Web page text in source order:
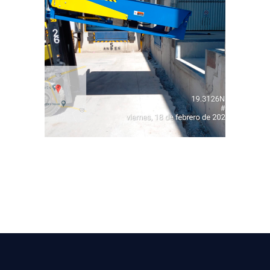
INDUSTRIAL INDUSTRIAL
Anden 1